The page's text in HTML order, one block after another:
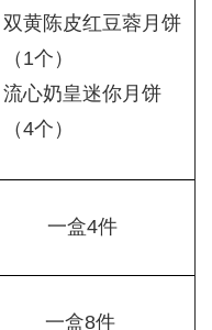
双黄陈皮红豆蓉月饼
（1个）
流心奶皇迷你月饼
（4个）
一盒4件
一盒8件